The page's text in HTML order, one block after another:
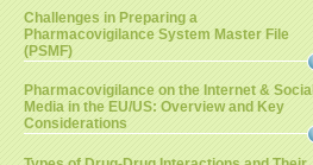
Challenges in Preparing a
Pharmacovigilance System Master File
(PSMF)
Pharmacovigilance on the Internet & Social
Media in the EU/US: Overview and Key
Considerations